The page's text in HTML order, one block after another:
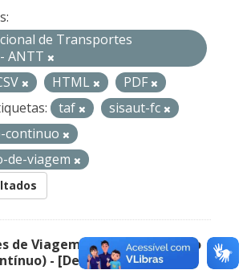
de Transportes
ANTT
HTML
PDF
taf
sisaut-fc
continuo
de-viagem
de Viagem Nacional – Serviço
- [Descontinuado]